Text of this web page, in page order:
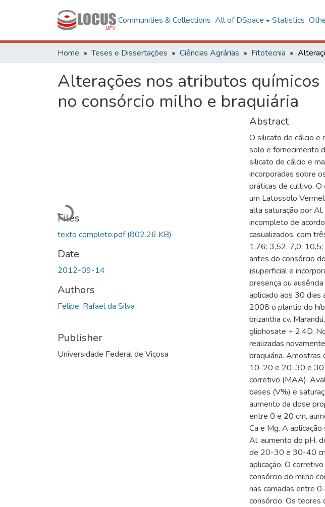
Communities & Collections All of DSpace Statistics
Home Teses e Dissertações Ciências Agrárias Fitotecnia
Alterações nos atributos
no consórcio milho e braquiária
Loading...
Files
texto completo.pdf(802.26 KB)
Date
2012-09-14
Authors
Felipe, Rafael da Silva
Publisher
Universidade Federal de Viçosa
Abstract
O silicato de cálcio e
solo e fornecimento
silicato de cálcio e
incorporadas sobre
práticas de cultivo.
um Latossolo
alta saturação por
incompleto de
casualizados, com
1,76; 3,52; 7,0;
antes do consórcio
(superficial e
presença ou
aplicado aos 30 dias
2008 o plantio do
brizantha cv.
gliphosate + 2,4D.
realizadas
braquiária.
10-20 e 20-30 e
corretivo (MAA).
bases (V%) e
aumento da dose
entre 0 e 20 cm,
Ca e Mg. A
Al, aumento do pH,
de 20-30 e 30-40
aplicação. O
consórcio do milho
nas camadas entre
consórcio. Os teores